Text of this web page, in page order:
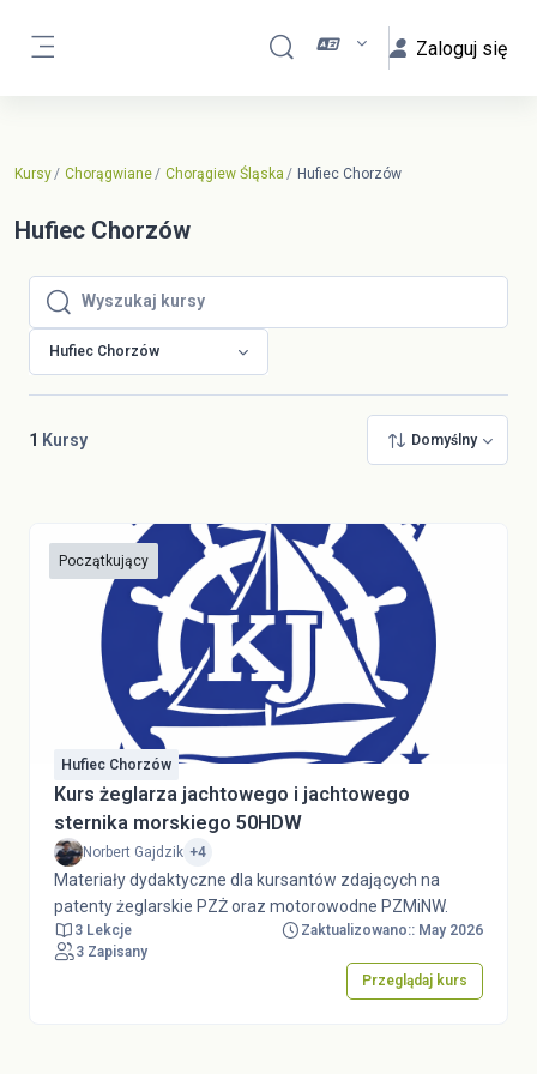
Przełącznik wyszukiwarki
Zaloguj się
Kursy Chorągwiane Chorągiew Śląska Hufiec Chorzów
Hufiec Chorzów
Wyszukaj kursy
Wyszukaj kursy
Hufiec Chorzów
1 Kursy Domyślny
Początkujący
Hufiec Chorzów
Kurs żeglarza jachtowego i jachtowego
sternika morskiego 50HDW
Norbert Gajdzik +4
Materiały dydaktyczne dla kursantów zdających na
patenty żeglarskie PZŻ oraz motorowodne PZMiNW.
3 Lekcje
Zaktualizowano:: May 2026
3 Zapisany
Przeglądaj kurs